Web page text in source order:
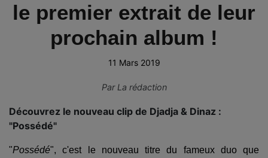
le premier extrait de leur
prochain album !
11 Mars 2019
Par La rédaction
Découvrez le nouveau clip de Djadja & Dinaz :
"Possédé"
"Possédé", c'est le nouveau titre du fameux duo que